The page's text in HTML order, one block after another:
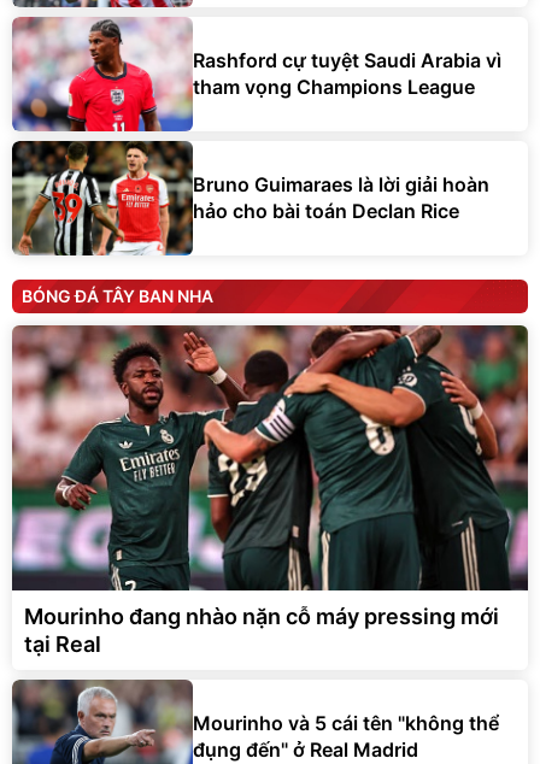
Rashford cự tuyệt Saudi Arabia vì
tham vọng Champions League
Bruno Guimaraes là lời giải hoàn
hảo cho bài toán Declan Rice
BÓNG ĐÁ TÂY BAN NHA
Mourinho đang nhào nặn cỗ máy pressing mới
tại Real
Mourinho và 5 cái tên "không thể
đụng đến" ở Real Madrid